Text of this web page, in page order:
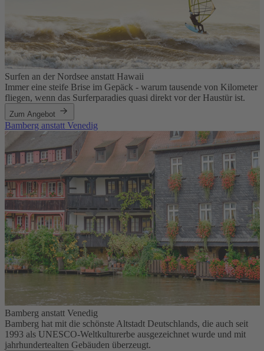
Surfen an der Nordsee anstatt Hawaii
Immer eine steife Brise im Gepäck - warum tausende von Kilometer
fliegen, wenn das Surferparadies quasi direkt vor der Haustür ist.
Zum Angebot
Bamberg anstatt Venedig
Bamberg anstatt Venedig
Bamberg hat mit die schönste Altstadt Deutschlands, die auch seit
1993 als UNESCO-Weltkulturerbe ausgezeichnet wurde und mit
jahrhundertealten Gebäuden überzeugt.